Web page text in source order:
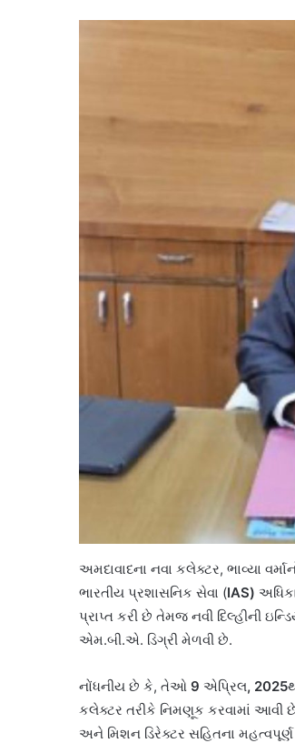
અમદાવાદના નવા કલેક્ટર, ભાવ્યા
ભારતીય પ્રશાસનિક સેવા (IAS)
પ્રાપ્ત કરી છે તેમજ નવી દિલ્હીની
એમ.બી.એ. ડિગ્રી મેળવી છે.
નોંધનીય છે કે, તેઓ 9 એપ્રિલ, 2025
કલેક્ટર તરીકે નિમણૂક કરવામાં આવી
અને મિશન ડિરેક્ટર સહિતના